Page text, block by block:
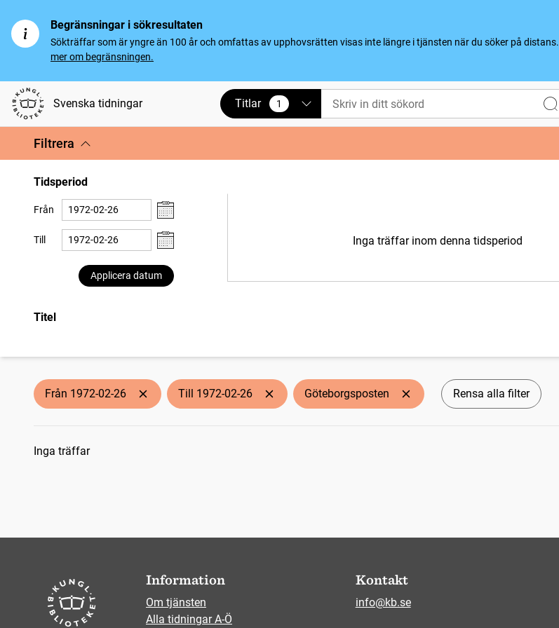
Begränsningar i sökresultaten
Sökträffar som är yngre än 100 år och omfattas av upphovsrätten visas inte längre i tjänsten när du söker på distans.
mer om begränsningen.
Svenska tidningar Titlar 1
vald
Filtrera
Tidsperiod
Från
Till
Applicera datum
Inga träffar inom denna tidsperiod
Titel
Från 1972-02-26 Till 1972-02-26 Göteborgsposten Rensa alla filter
Sökresultat
Inga träffar
Information
Om tjänsten
Alla tidningar A-Ö
Kontakt
info@kb.se